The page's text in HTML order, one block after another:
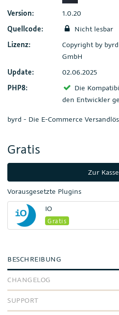
Version:
1.0.20
Quellcode:
Nicht lesbar
Lizenz:
Copyright by
GmbH
Update:
02.06.2025
PHP8:
Die
den Entwickler
byrd - Die E-Commerce
Gratis
Zur Kasse
Vorausgesetzte Plugins
IO
Gratis
BESCHREIBUNG
CHANGELOG
SUPPORT